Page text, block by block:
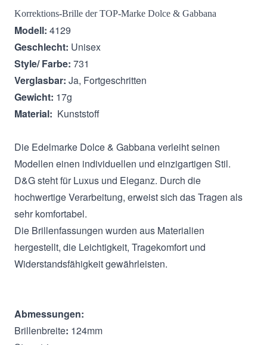
Korrektions-Brille der TOP-Marke Dolce & Gabbana
Modell: 4129
Geschlecht: Unisex
Style/ Farbe: 731
Verglasbar: Ja, Fortgeschritten
Gewicht: 17g
Material: Kunststoff
Die Edelmarke Dolce & Gabbana verleiht seinen
Modellen einen individuellen und einzigartigen Stil.
D&G steht für Luxus und Eleganz. Durch die
hochwertige Verarbeitung, erweist sich das Tragen als
sehr komfortabel.
Die Brillenfassungen wurden aus Materialien
hergestellt, die Leichtigkeit, Tragekomfort und
Widerstandsfähigkeit gewährleisten.
Abmessungen:
Brillenbreite: 124mm